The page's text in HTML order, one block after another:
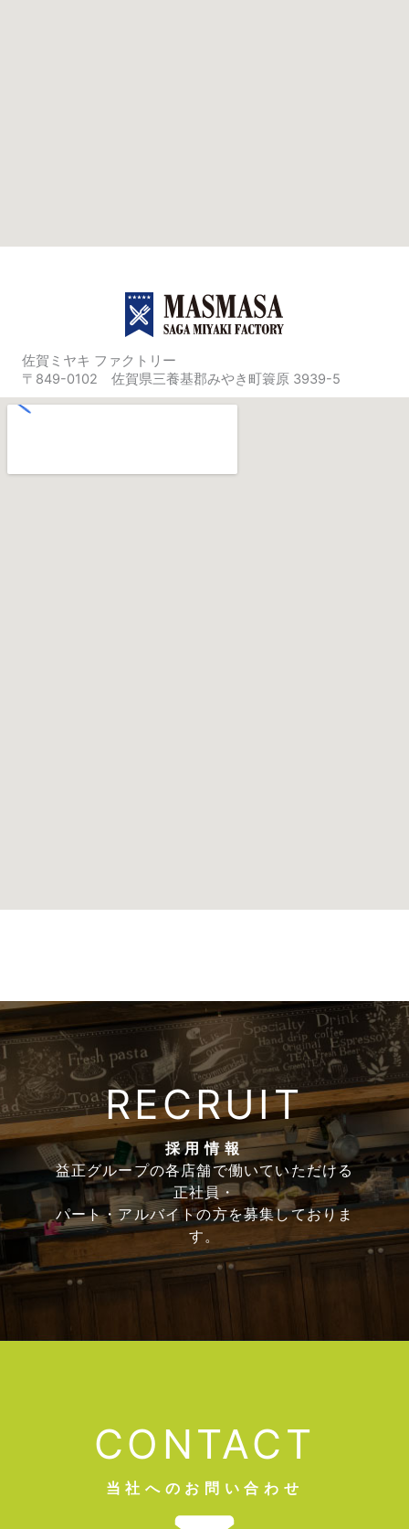
佐賀ミヤキ ファクトリー
〒849-0102 佐賀県三養基郡みやき町簑原 3939-5
RECRUIT
採用情報
益正グループの各店舗で働いていただける
正社員・
パート・アルバイトの方を募集しておりま
す。
CONTACT
当社へのお問い合わせ